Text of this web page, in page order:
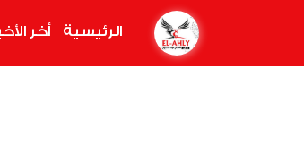
الرئيسية أخر